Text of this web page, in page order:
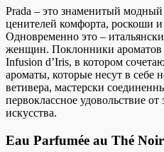
Prada – это знаменитый
ценителей комфорта, роскоши и
Одновременно это –
женщин. Поклонники
Infusion d’Iris, в котором
ароматы, которые несут в себе
ветивера, мастерски
первоклассное удовольствие
искусства.
Eau Parfumée au Thé